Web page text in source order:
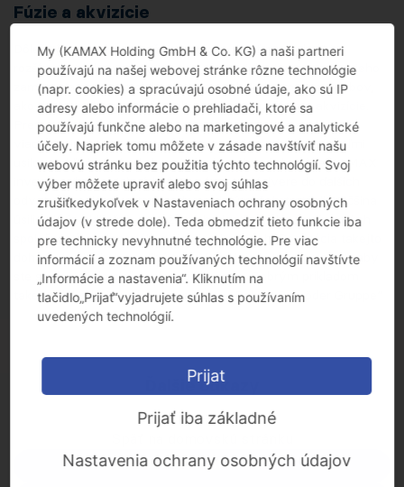
Fúzie a akvizície
Dôležitým aspektom našej stratégie „Späť na vrchol“ je
rozšírenie nášho podnikania nad rámec jeho jadra a mimo jeho
zamerania na automobilový priemysel. Jedným zo spôsobov,
ako dosiahnuť tento cieľ, je skrz spoluprácu, fúzie a akvizície.
Preto oddelenie korporačnej stratégie a rozvoja spolu s
viacerými KAMAX zamestnancami z rôznych funkcií, veľmi
usilovne hľadajú vhodné spoločnosti, v ktorých môže KAMAX
investovať alebo ich získať. To nám otvorí dvere do ďalších
odvetví a regiónov, ktoré zodpovedajú našej stratégii. Väčšina
úsilia nie je viditeľná, pretože sa hodnotí mnoho zaujímavých
spoločností, ale len málo z nich je vhodných. Realizácia takejto
dohody je ako beh na dlhú trať. Vyžaduje si to vytrvalosť, aby
ste sa dostali do cieľa - ale stojí to za to. Dobrým príkladom
takejto dohody je naša spolupráca s „Robert Schröder Gruppe“
Ďalšie odkazy
Všeobecné informácie
My (KAMAX Holding GmbH & Co. KG) a naši partneri
používajú na našej webovej stránke rôzne technológie
(napr. cookies) a spracúvajú osobné údaje, ako sú IP
adresy alebo informácie o prehliadači, ktoré sa
používajú funkčne alebo na marketingové a analytické
účely. Napriek tomu môžete v zásade navštíviť našu
webovú stránku bez použitia týchto technológií. Svoj
výber môžete upraviť alebo svoj súhlas
zrušiťkedykoľvek v Nastaveniach ochrany osobných
údajov (v strede dole). Teda obmedziť tieto funkcie iba
pre technicky nevyhnutné technológie. Pre viac
informácií a zoznam používaných technológií navštívte
„Informácie a nastavenia“. Kliknutím na
tlačidlo„Prijať“vyjadrujete súhlas s používaním
uvedených technológií.
Prijat
Prijať iba základné
Nastavenia ochrany osobných údajov